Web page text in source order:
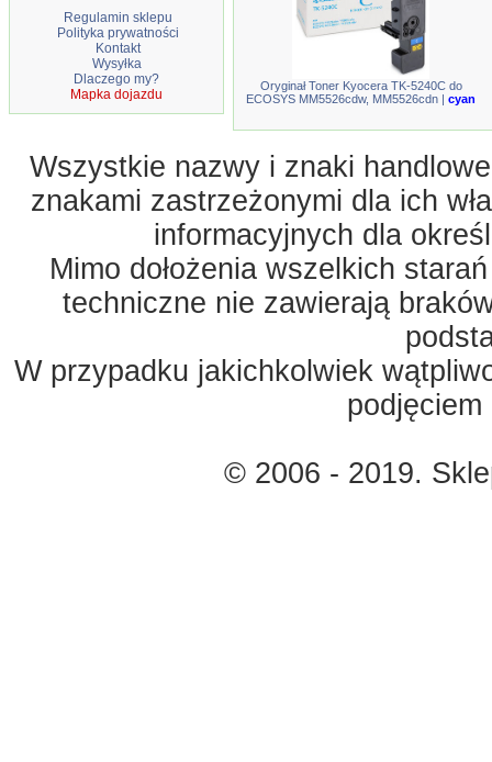
Regulamin sklepu
Polityka prywatności
Kontakt
Wysyłka
Dlaczego my?
Mapka dojazdu
Oryginał Toner Kyocera TK-5240C do
ECOSYS MM5526cdw, MM5526cdn | cyan
Wszystkie nazwy i znaki
znakami zastrzeżonymi dla ich
informacyjnych dla
Mimo dołożenia wszelkich
techniczne nie zawierają
W przypadku jakichkolwiek
© 2006 - 2019.